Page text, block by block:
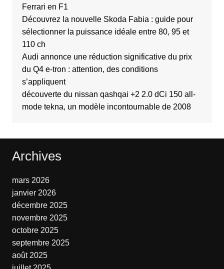
Ferrari en F1
Découvrez la nouvelle Skoda Fabia : guide pour
sélectionner la puissance idéale entre 80, 95 et
110 ch
Audi annonce une réduction significative du prix
du Q4 e-tron : attention, des conditions
s’appliquent
découverte du nissan qashqai +2 2.0 dCi 150 all-
mode tekna, un modèle incontournable de 2008
Archives
mars 2026
janvier 2026
décembre 2025
novembre 2025
octobre 2025
septembre 2025
août 2025